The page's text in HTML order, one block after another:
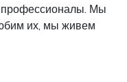
профессионалы. Мы
их, мы живем